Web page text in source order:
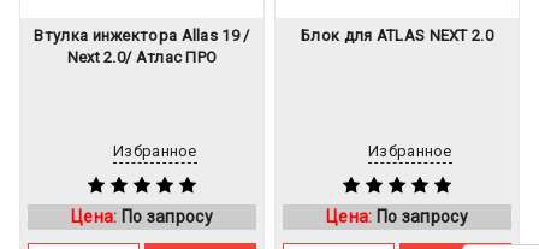
Втулка инжектора Allas 19 /
Next 2.0/ Атлас ПРО
Избранное
Цена: По запросу
Блок для ATLAS NEXT 2.0
Избранное
Цена: По запросу